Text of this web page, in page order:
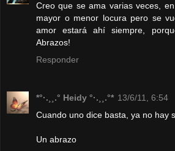
Creo que se ama varias veces,
mayor o menor locura pero se
amor estará ahí siempre,
Abrazos!
Responder
*°·.¸¸.° Heidy °·.¸¸.°* 13/6/11, 6:54
Cuando uno dice basta, ya no hay
Un abrazo